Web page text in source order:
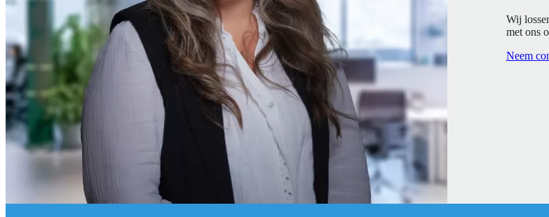
Wij
met ons
Neem